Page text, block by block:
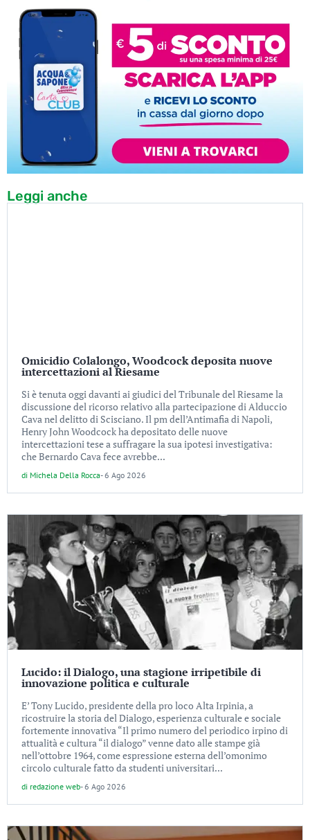
Leggi anche
Omicidio Colalongo, Woodcock deposita nuove
intercettazioni al Riesame
Si è tenuta oggi davanti ai giudici del Tribunale del Riesame la
discussione del ricorso relativo alla partecipazione di Alduccio
Cava nel delitto di Scisciano. Il pm dell’Antimafia di Napoli,
Henry John Woodcock ha depositato delle nuove
intercettazioni tese a suffragare la sua ipotesi investigativa:
che Bernardo Cava fece avrebbe...
di Michela Della Rocca-6 Ago 2026
Lucido: il Dialogo, una stagione irripetibile di
innovazione politica e culturale
E’ Tony Lucido, presidente della pro loco Alta Irpinia, a
ricostruire la storia del Dialogo, esperienza culturale e sociale
fortemente innovativa “Il primo numero del periodico irpino di
attualità e cultura “il dialogo” venne dato alle stampe già
nell’ottobre 1964, come espressione esterna dell’omonimo
circolo culturale fatto da studenti universitari...
di redazione web-6 Ago 2026